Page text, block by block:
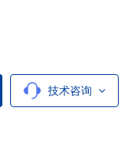
技术咨询